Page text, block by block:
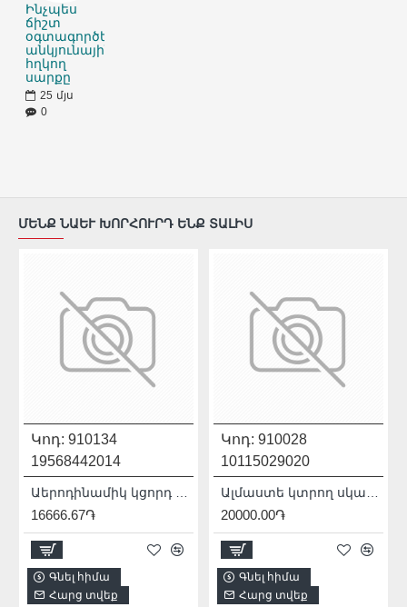
Ինչպես
ճիշտ
օգտագործել
անկյունային
հղկող
սարքը
25 մյս
0
ՄԵՆՔ ՆԱԵՒ ԽՈՐՀՈՒՐԴ ԵՆՔ ՏԱԼԻՍ
Կոդ: 910134
19568442014
16666.67֏
Գնել հիմա
Հարց տվեք
Կոդ: 910028
10115029020
20000.00֏
Գնել հիմա
Հարց տվեք